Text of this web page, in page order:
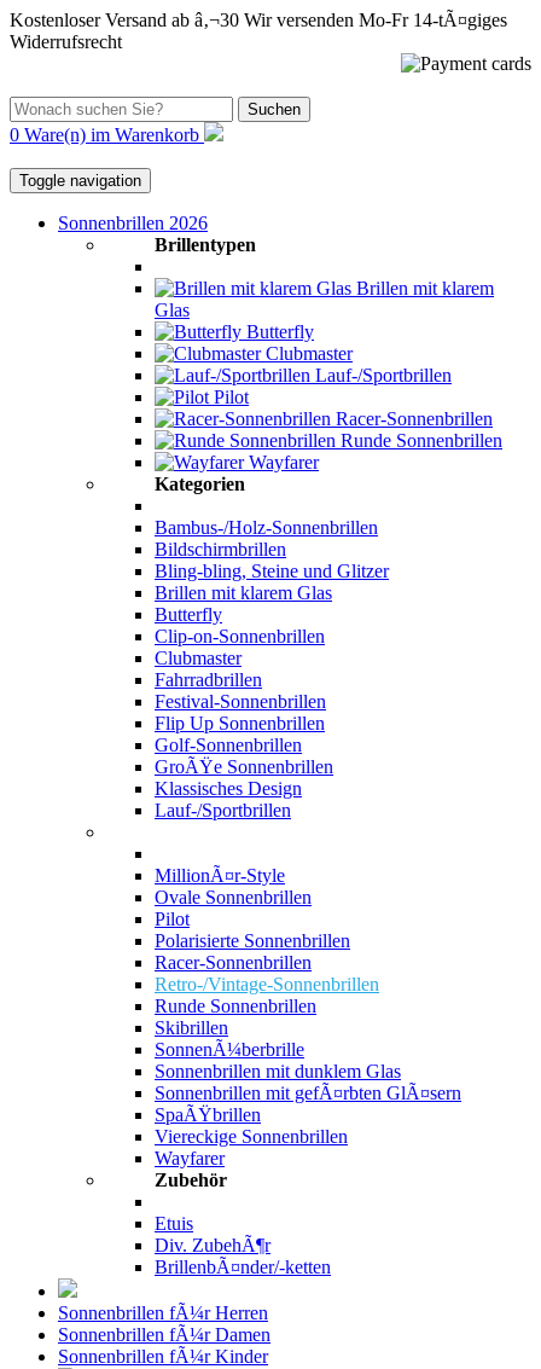
Kostenloser Versand ab â‚¬30 Wir versenden Mo-Fr 14-tÃ¤giges
Widerrufsrecht
Suchen
0 Ware(n) im Warenkorb
Toggle navigation
Sonnenbrillen 2026
Brillentypen
Brillen mit klarem
Glas
Butterfly
Clubmaster
Lauf-/Sportbrillen
Pilot
Racer-Sonnenbrillen
Runde Sonnenbrillen
Wayfarer
Kategorien
Bambus-/Holz-Sonnenbrillen
Bildschirmbrillen
Bling-bling, Steine und Glitzer
Brillen mit klarem Glas
Butterfly
Clip-on-Sonnenbrillen
Clubmaster
Fahrradbrillen
Festival-Sonnenbrillen
Flip Up Sonnenbrillen
Golf-Sonnenbrillen
GroÃŸe Sonnenbrillen
Klassisches Design
Lauf-/Sportbrillen
MillionÃ¤r-Style
Ovale Sonnenbrillen
Pilot
Polarisierte Sonnenbrillen
Racer-Sonnenbrillen
Retro-/Vintage-Sonnenbrillen
Runde Sonnenbrillen
Skibrillen
SonnenÃ¼berbrille
Sonnenbrillen mit dunklem Glas
Sonnenbrillen mit gefÃ¤rbten GlÃ¤sern
SpaÃŸbrillen
Viereckige Sonnenbrillen
Wayfarer
Zubehör
Etuis
Div. ZubehÃ¶r
BrillenbÃ¤nder/-ketten
Sonnenbrillen fÃ¼r Herren
Sonnenbrillen fÃ¼r Damen
Sonnenbrillen fÃ¼r Kinder